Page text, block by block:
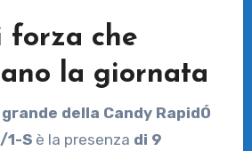
forza che
la giornata
della Candy RapidÓ
1-Sè la presenza di 9